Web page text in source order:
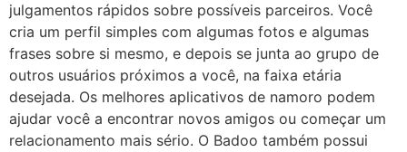
julgamentos rápidos sobre possíveis parceiros. Você
cria um perfil simples com algumas fotos e algumas
frases sobre si mesmo, e depois se junta ao grupo de
outros usuários próximos a você, na faixa etária
desejada. Os melhores aplicativos de namoro podem
ajudar você a encontrar novos amigos ou começar um
relacionamento mais sério. O Badoo também possui